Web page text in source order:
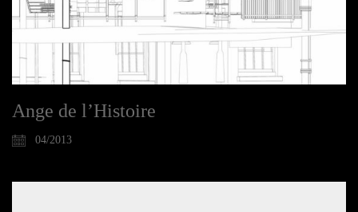
Ange de l’Histoire
04/2013